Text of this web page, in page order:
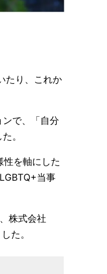
たり、これか
で、「自分
。
を軸にした
当事
株式会社
た。